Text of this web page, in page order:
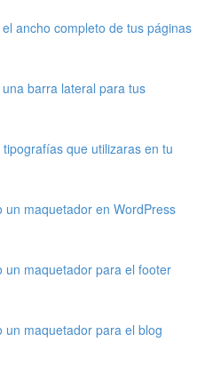
ancho completo de tus páginas
barra lateral para tus
que utilizaras en tu
un maquetador en WordPress
un maquetador para el footer
un maquetador para el blog